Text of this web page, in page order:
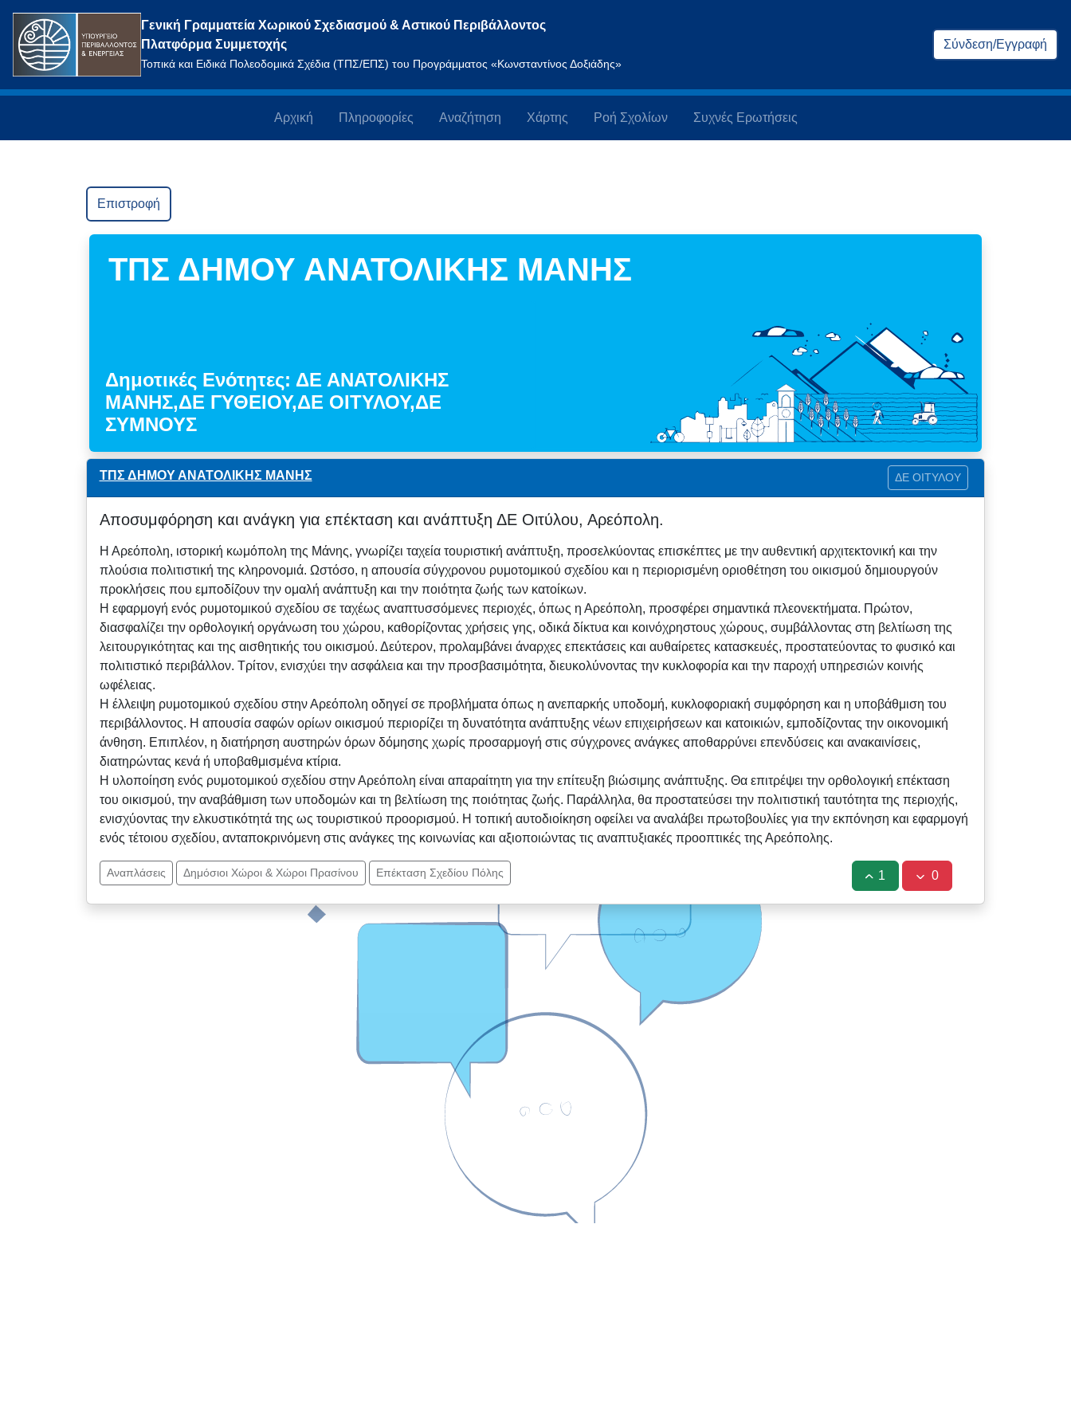
Γενική Γραμματεία Χωρικού Σχεδιασμού & Αστικού Περιβάλλοντος
Πλατφόρμα Συμμετοχής
Τοπικά και Ειδικά Πολεοδομικά Σχέδια (ΤΠΣ/ΕΠΣ) του Προγράμματος «Κωνσταντίνος Δοξιάδης»
Σύνδεση/Εγγραφή
Αρχική Πληροφορίες Αναζήτηση Χάρτης Ροή Σχολίων Συχνές Ερωτήσεις
Επιστροφή
ΤΠΣ ΔΗΜΟΥ ΑΝΑΤΟΛΙΚΗΣ ΜΑΝΗΣ
Δημοτικές Ενότητες: ΔΕ ΑΝΑΤΟΛΙΚΗΣ
ΜΑΝΗΣ,ΔΕ ΓΥΘΕΙΟΥ,ΔΕ ΟΙΤΥΛΟΥ,ΔΕ
ΣYMΝΟΥΣ
ΤΠΣ ΔΗΜΟΥ ΑΝΑΤΟΛΙΚΗΣ ΜΑΝΗΣ ΔΕ ΟΙΤΥΛΟΥ
Αποσυμφόρηση και ανάγκη για επέκταση και ανάπτυξη ΔΕ Οιτύλου, Αρεόπολη.
Η Αρεόπολη, ιστορική κωμόπολη της Μάνης, γνωρίζει ταχεία τουριστική ανάπτυξη, προσελκύοντας επισκέπτες με την αυθεντική αρχιτεκτονική και την
πλούσια πολιτιστική της κληρονομιά. Ωστόσο, η απουσία σύγχρονου ρυμοτομικού σχεδίου και η περιορισμένη οριοθέτηση του οικισμού δημιουργούν
προκλήσεις που εμποδίζουν την ομαλή ανάπτυξη και την ποιότητα ζωής των κατοίκων.
Η εφαρμογή ενός ρυμοτομικού σχεδίου σε ταχέως αναπτυσσόμενες περιοχές, όπως η Αρεόπολη, προσφέρει σημαντικά πλεονεκτήματα. Πρώτον,
διασφαλίζει την ορθολογική οργάνωση του χώρου, καθορίζοντας χρήσεις γης, οδικά δίκτυα και κοινόχρηστους χώρους, συμβάλλοντας στη βελτίωση της
λειτουργικότητας και της αισθητικής του οικισμού. Δεύτερον, προλαμβάνει άναρχες επεκτάσεις και αυθαίρετες κατασκευές, προστατεύοντας το φυσικό και
πολιτιστικό περιβάλλον. Τρίτον, ενισχύει την ασφάλεια και την προσβασιμότητα, διευκολύνοντας την κυκλοφορία και την παροχή υπηρεσιών κοινής
ωφέλειας.
Η έλλειψη ρυμοτομικού σχεδίου στην Αρεόπολη οδηγεί σε προβλήματα όπως η ανεπαρκής υποδομή, κυκλοφοριακή συμφόρηση και η υποβάθμιση του
περιβάλλοντος. Η απουσία σαφών ορίων οικισμού περιορίζει τη δυνατότητα ανάπτυξης νέων επιχειρήσεων και κατοικιών, εμποδίζοντας την οικονομική
άνθηση. Επιπλέον, η διατήρηση αυστηρών όρων δόμησης χωρίς προσαρμογή στις σύγχρονες ανάγκες αποθαρρύνει επενδύσεις και ανακαινίσεις,
διατηρώντας κενά ή υποβαθμισμένα κτίρια.
Η υλοποίηση ενός ρυμοτομικού σχεδίου στην Αρεόπολη είναι απαραίτητη για την επίτευξη βιώσιμης ανάπτυξης. Θα επιτρέψει την ορθολογική επέκταση
του οικισμού, την αναβάθμιση των υποδομών και τη βελτίωση της ποιότητας ζωής. Παράλληλα, θα προστατεύσει την πολιτιστική ταυτότητα της περιοχής,
ενισχύοντας την ελκυστικότητά της ως τουριστικού προορισμού. Η τοπική αυτοδιοίκηση οφείλει να αναλάβει πρωτοβουλίες για την εκπόνηση και εφαρμογή
ενός τέτοιου σχεδίου, ανταποκρινόμενη στις ανάγκες της κοινωνίας και αξιοποιώντας τις αναπτυξιακές προοπτικές της Αρεόπολης.
Αναπλάσεις Δημόσιοι Χώροι & Χώροι Πρασίνου Επέκταση Σχεδίου Πόλης 1 0